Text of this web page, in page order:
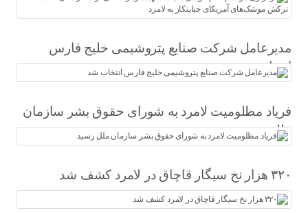
آمریکای جنایتکار به لامرد
مدیرعامل شرکت صنایع پتروشیمی خلیج فارس
انتخاب شد
فریاد مظلومیت لامرد به شورای حقوق بشر سازمان
ملل رسید
۳۲۰ هزار نخ سیگار قاچاق در لامرد کشف شد